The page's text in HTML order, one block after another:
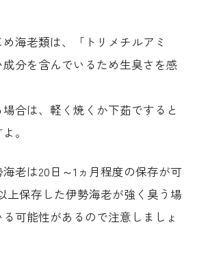
海老類は、「トリメチルアミ
分を含んでいるため生臭さを感
合は、軽く焼くか下茹ですると
。
老は20日～1ヵ月程度の保存が可
上保存した伊勢海老が強く臭う場
可能性があるので注意しましょ